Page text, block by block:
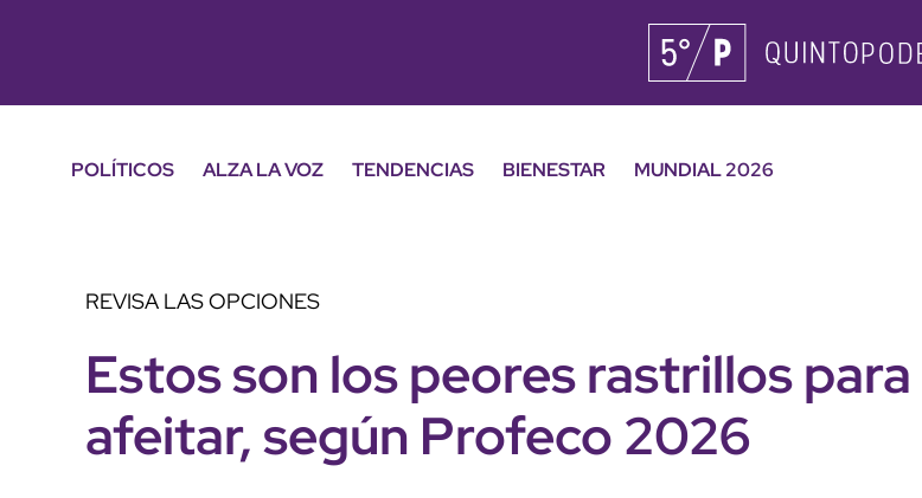
POLÍTICOS ALZA LA VOZ TENDENCIAS BIENESTAR
MUNDIAL 2026
REVISA LAS OPCIONES
Estos son los peores rastrillos para
afeitar, según Profeco 2026